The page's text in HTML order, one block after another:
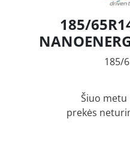
185/
185/
Šiuo metu
prekės